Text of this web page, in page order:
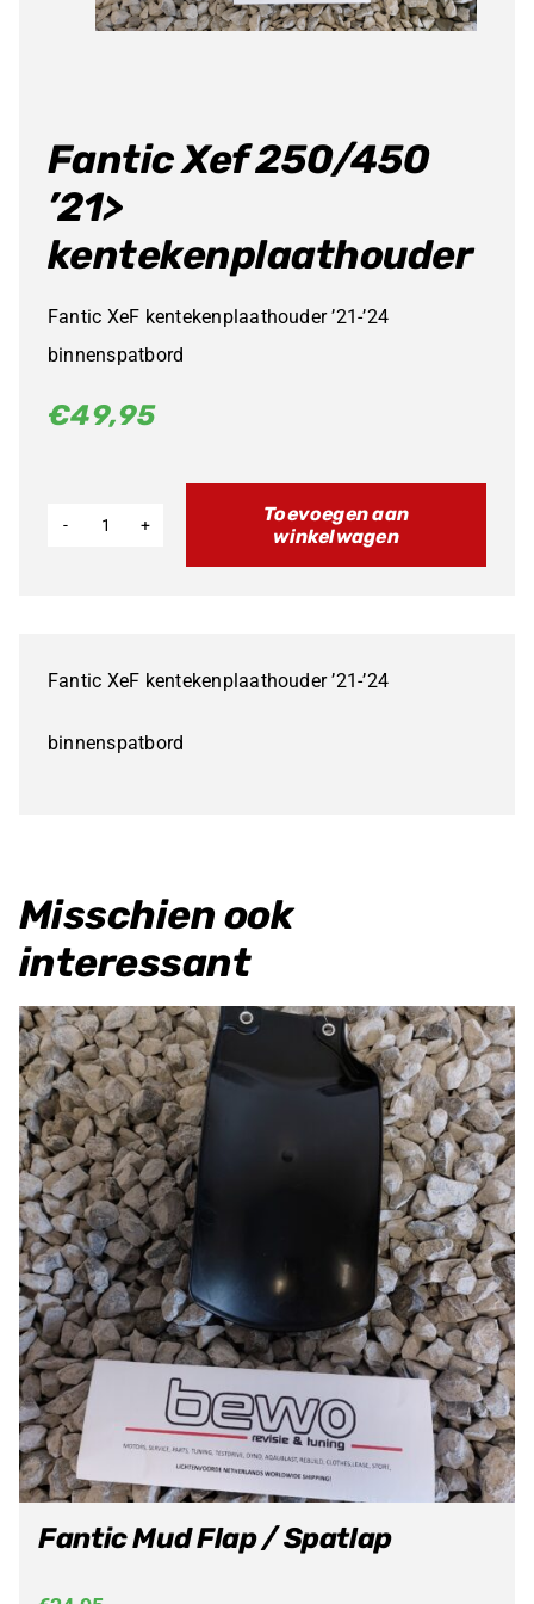
Fantic Xef 250/450
’21>
kentekenplaathouder
Fantic XeF kentekenplaathouder ’21-’24
binnenspatbord
€49,95
kentekenplaathouder
aantal
Toevoegen aan
winkelwagen
Fantic XeF kentekenplaathouder ’21-’24
binnenspatbord
Misschien ook
interessant
Fantic Mud Flap / Spatlap